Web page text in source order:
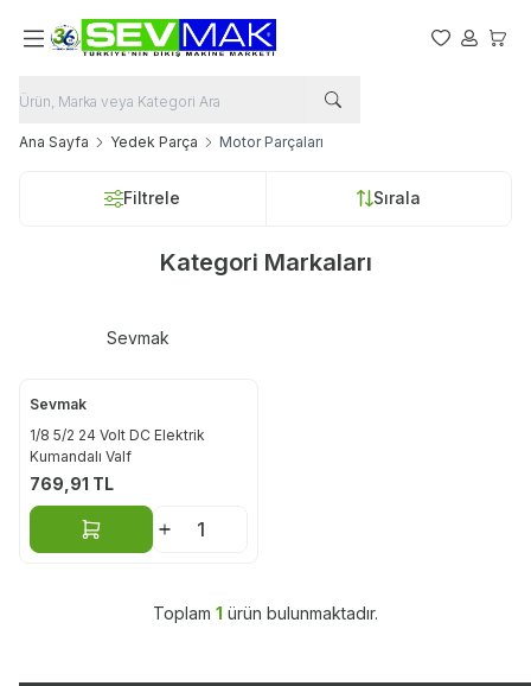
Favorilerim
Hesabım
Ana Sayfa Yedek Parça Motor Parçaları
Filtrele Sırala
Kategori Markaları
Sevmak
Sevmak
1/8 5/2 24 Volt DC Elektrik
Kumandalı Valf
769,91 TL
Sepete Ekle
Toplam 1 ürün bulunmaktadır.